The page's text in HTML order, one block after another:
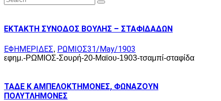
ΕΚΤΑΚΤΗ ΣΥΝΟΔΟΣ ΒΟΥΛΗΣ – ΣΤΑΦΙΔΑΔΩΝ
ΕΦΗΜΕΡΙΔΕΣ, ΡΩΜΙΟΣ31/May/1903
εφημ.-ΡΩΜΙΟΣ-Σουρή-20-Μαϊου-1903-τσαμπί-σταφίδα
ΤΑΔΕ Κ ΑΜΠΕΛΟΚΤΗΜΟΝΕΣ, ΦΩΝΑΖΟΥΝ
ΠΟΛΥΤΛΗΜΟΝΕΣ